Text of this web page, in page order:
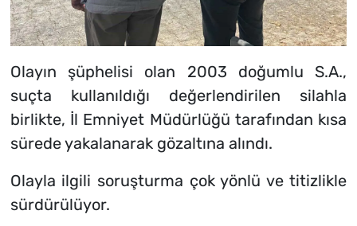
Olayın şüphelisi olan 2003 doğumlu S.A.,
suçta kullanıldığı değerlendirilen silahla
birlikte, İl Emniyet Müdürlüğü tarafından kısa
sürede yakalanarak gözaltına alındı.
Olayla ilgili soruşturma çok yönlü ve titizlikle
sürdürülüyor.